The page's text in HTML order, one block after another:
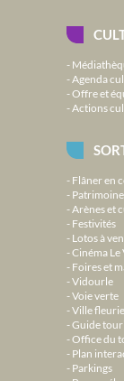
Agenda
Offre et
Actions
Flâner en
Patrimoine
Arènes et
Festivités
Lotos à
Cinéma Le
Foires et
Vidourle
Voie verte
Ville fleurie
Guide
Office du
Plan
Parkings